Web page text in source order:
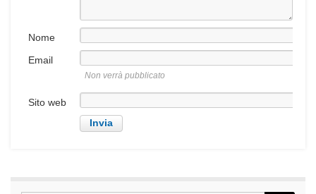
Nome
Email
Non verrà pubblicato
Sito web